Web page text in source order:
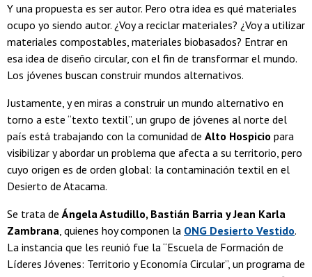
Y una propuesta es ser autor. Pero otra idea es qué materiales
ocupo yo siendo autor. ¿Voy a reciclar materiales? ¿Voy a utilizar
materiales compostables, materiales biobasados? Entrar en
esa idea de diseño circular, con el fin de transformar el mundo.
Los jóvenes buscan construir mundos alternativos.
Justamente, y en miras a construir un mundo alternativo en
torno a este “texto textil”, un grupo de jóvenes al norte del
país está trabajando con la comunidad de Alto Hospicio para
visibilizar y abordar un problema que afecta a su territorio, pero
cuyo origen es de orden global: la contaminación textil en el
Desierto de Atacama.
Se trata de Ángela Astudillo, Bastián Barria y Jean Karla
Zambrana , quienes hoy componen la ONG Desierto Vestido.
La instancia que les reunió fue la “Escuela de Formación de
Líderes Jóvenes: Territorio y Economía Circular”, un programa de